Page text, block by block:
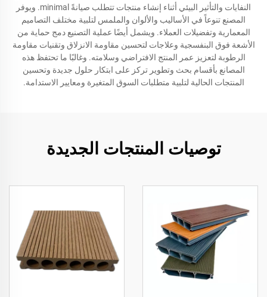
النفايات والتأثير البيئي أثناء إنشاء منتجات تتطلب صيانةً minimal. ويوفر
المصنع تنوعاً في الأساليب والألوان والملمس لتلبية مختلف التصاميم
المعمارية وتفضيلات العملاء. ويشمل أيضًا عملية التصنيع دمج حماية من
الأشعة فوق البنفسجية وعلاجات لتحسين مقاومة الانزلاق وتقنيات مقاومة
الرطوبة لتعزيز عمر المنتج الافتراضي وسلامته. وغالبًا ما تحتفظ هذه
المصانع بأقسام بحث وتطوير تركز على ابتكار حلول جديدة وتحسين
المنتجات الحالية لتلبية متطلبات السوق المتغيرة ومعايير الاستدامة.
توصيات المنتجات الجديدة